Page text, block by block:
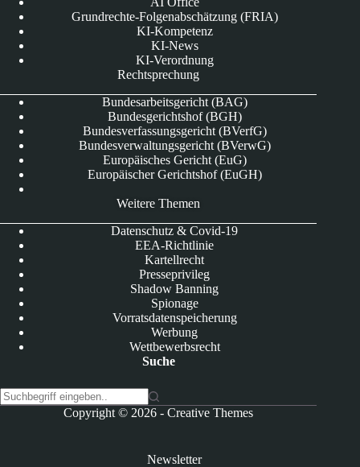
Grundrechte-Folgenabschätzung (FRIA)
KI-Kompetenz
KI-News
KI-Verordnung
Rechtsprechung
Bundesarbeitsgericht (BAG)
Bundesgerichtshof (BGH)
Bundesverfassungsgericht (BVerfG)
Bundesverwaltungsgericht (BVerwG)
Europäisches Gericht (EuG)
Europäischer Gerichtshof (EuGH)
Weitere Themen
Datenschutz & Covid-19
EEA-Richtlinie
Kartellrecht
Presseprivileg
Shadow Banning
Spionage
Vorratsdatenspeicherung
Werbung
Wettbewerbsrecht
Suche
Copyright © 2026 -Creative Themes
Newsletter